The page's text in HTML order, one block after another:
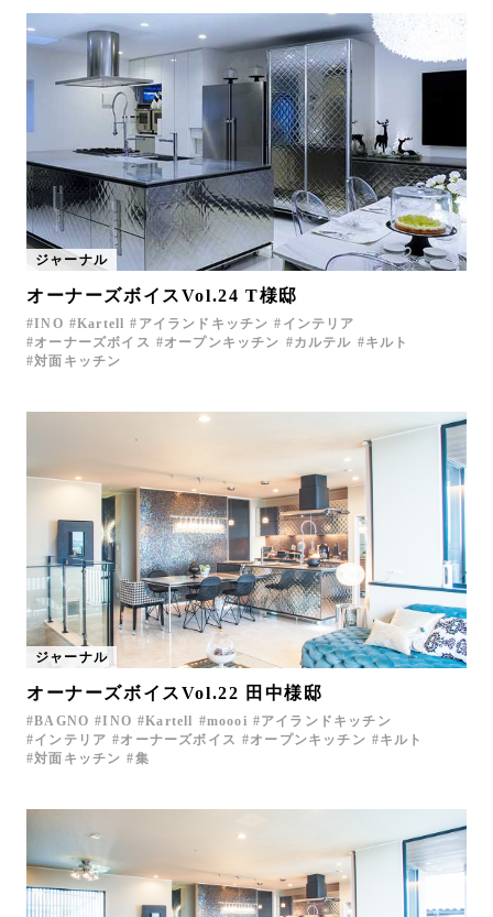
ジャーナル
オーナーズボイスVol.24 T様邸
INO Kartell アイランドキッチン
インテリア
オーナーズボイス
オープンキッチン カルテル
キルト
対面キッチン
ジャーナル
オーナーズボイスVol.22 田中様邸
BAGNO INO Kartell moooi
アイランドキッチン
インテリア
オーナーズボイス オープンキッチン
キルト
対面キッチン
集